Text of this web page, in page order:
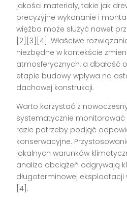
jakości materiały, takie jak
precyzyjne wykonanie i
więźba może służyć nawet
[2][3][4]. Właściwe
niezbędne w kontekście
atmosferycznych, a dbałość
etapie budowy wpływa na
dachowej konstrukcji.
Warto korzystać z
systematycznie monitorować
razie potrzeby podjąć
konserwacyjne.
lokalnych warunków
analiza obciążeń odgrywają
długoterminowej eksploatacji
[4].